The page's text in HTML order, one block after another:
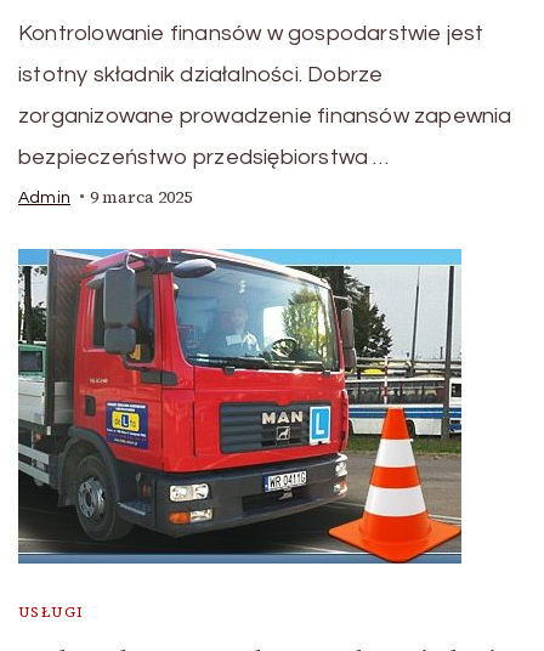
Kontrolowanie finansów w gospodarstwie jest
istotny składnik działalności. Dobrze
zorganizowane prowadzenie finansów zapewnia
bezpieczeństwo przedsiębiorstwa …
Admin 9 marca 2025
USŁUGI